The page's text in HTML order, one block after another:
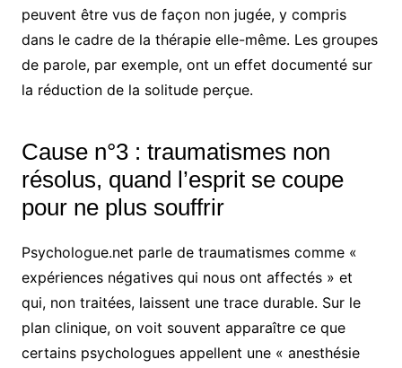
peuvent être vus de façon non jugée, y compris
dans le cadre de la thérapie elle-même. Les groupes
de parole, par exemple, ont un effet documenté sur
la réduction de la solitude perçue.
Cause n°3 : traumatismes non
résolus, quand l’esprit se coupe
pour ne plus souffrir
Psychologue.net parle de traumatismes comme «
expériences négatives qui nous ont affectés » et
qui, non traitées, laissent une trace durable. Sur le
plan clinique, on voit souvent apparaître ce que
certains psychologues appellent une « anesthésie